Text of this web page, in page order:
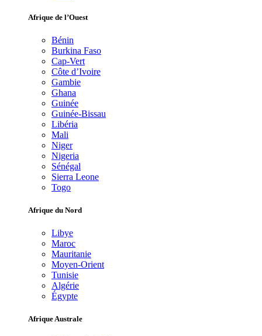
Afrique de l’Ouest
Bénin
Burkina Faso
Cap-Vert
Côte d’Ivoire
Gambie
Ghana
Guinée
Guinée-Bissau
Libéria
Mali
Niger
Nigeria
Sénégal
Sierra Leone
Togo
Afrique du Nord
Libye
Maroc
Mauritanie
Moyen-Orient
Tunisie
Algérie
Égypte
Afrique Australe